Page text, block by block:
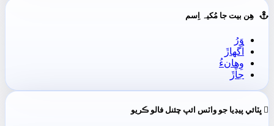
ھِن بيت جا مُکيہ اِسم
وَرُ
اُگهاڙَ
وِھانءُ
جاْڙَ
ڀٽائي پيڊيا جو واٽس ائپ چئنل فالو ڪريو